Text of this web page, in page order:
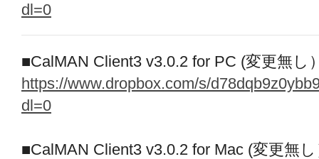
dl=0
■CalMAN Client3 v3.0.2 for PC (変更無し
https://www.dropbox.com/s/
dl=0
■CalMAN Client3 v3.0.2 for Mac (変更無